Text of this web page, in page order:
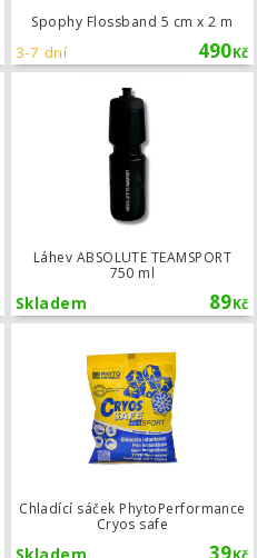
Spophy Flossband 5 cm x 2 m
490Kč
3-7 dní
Láhev ABSOLUTE TEAMSPORT
750 ml
89Kč
Skladem
Chladící sáček PhytoPerformance
Cryos safe